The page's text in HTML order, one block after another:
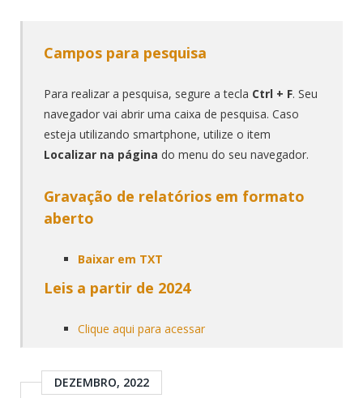
Campos para pesquisa
Para realizar a pesquisa, segure a tecla Ctrl + F. Seu
navegador vai abrir uma caixa de pesquisa. Caso
esteja utilizando smartphone, utilize o item
Localizar na página do menu do seu navegador.
Gravação de relatórios em formato
aberto
Baixar em TXT
Leis a partir de 2024
Clique aqui para acessar
DEZEMBRO, 2022